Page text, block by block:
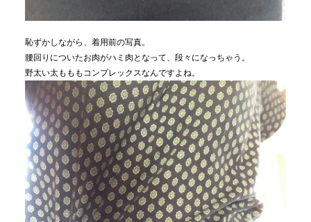
恥ずかしながら、着用前の写真。
腰回りについたお肉がハミ肉となって、段々になっちゃう。
野太い太もももコンプレックスなんですよね。